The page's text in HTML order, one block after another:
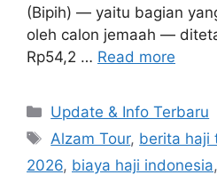
(Bipih) — yaitu bagian
oleh calon jemaah —
Rp54,2 … Read more
Categories
Update & Info Terbaru
Tags
Alzam Tour, berita haji
2026, biaya haji indonesia,